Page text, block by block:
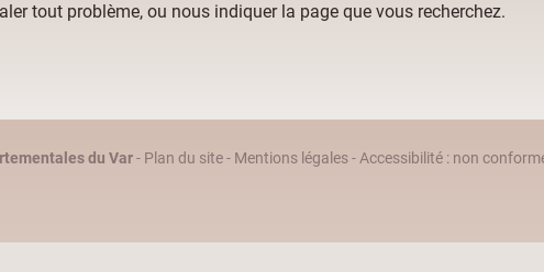
tout problème, ou nous indiquer la page que vous recherchez.
du Var- Plan du site- Mentions légales-Accessibilité : non